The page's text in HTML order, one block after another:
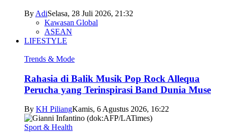
By AdiSelasa, 28 Juli 2026, 21:32
Kawasan Global
ASEAN
LIFESTYLE
Trends & Mode
Rahasia di Balik Musik Pop Rock Allequa
Perucha yang Terinspirasi Band Dunia Muse
By KH PiliangKamis, 6 Agustus 2026, 16:22
Sport & Health